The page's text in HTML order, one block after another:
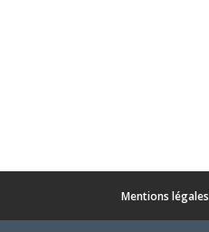
Mentions légales